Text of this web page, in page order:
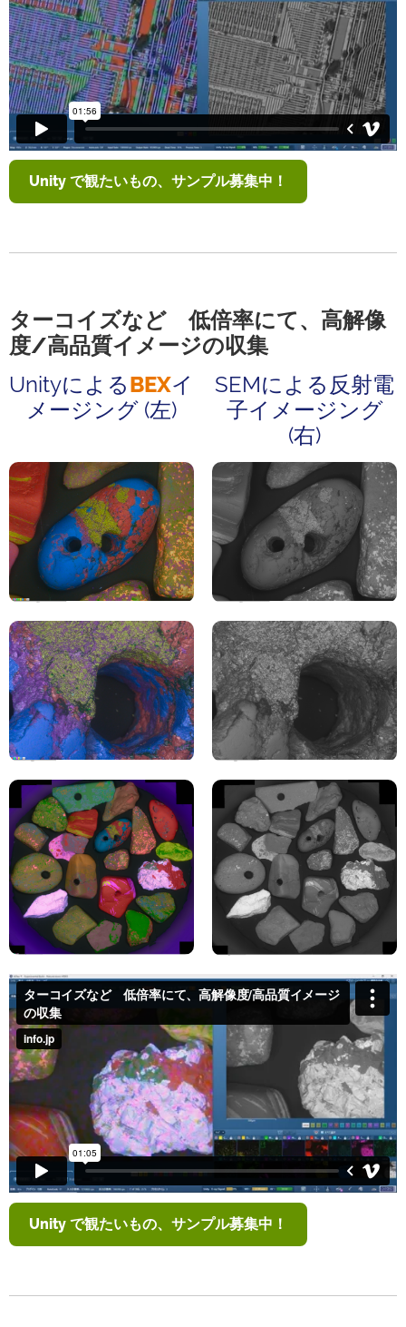
Unity で観たいもの、サンプル募集中！
ターコイズなど 低倍率にて、高解像
度/高品質イメージの収集
UnityによるBEXイ
メージング (左)
SEMによる反射電
⼦イメージング
(右)
Unity で観たいもの、サンプル募集中！